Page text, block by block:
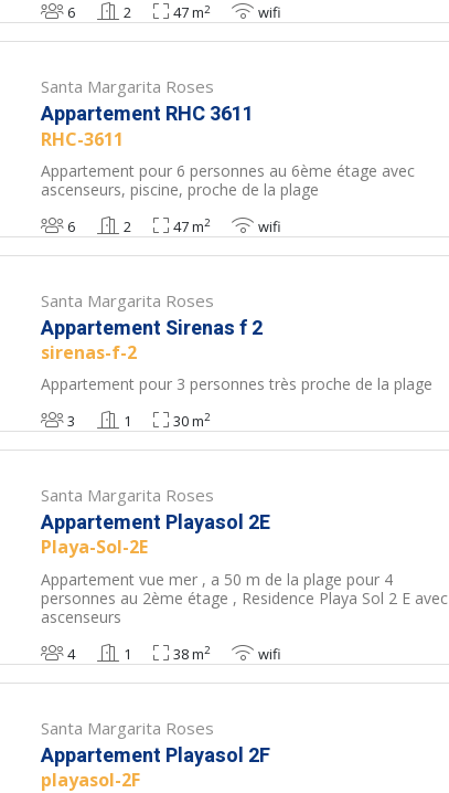
6 2 47 m2 wifi
Santa Margarita Roses
Appartement RHC 3611
RHC-3611
Appartement pour 6 personnes au 6ème étage avec
ascenseurs, piscine, proche de la plage
6 2 47 m2 wifi
Santa Margarita Roses
Appartement Sirenas f 2
sirenas-f-2
Appartement pour 3 personnes très proche de la plage
3 1 30 m2
Santa Margarita Roses
Appartement Playasol 2E
Playa-Sol-2E
Appartement vue mer , a 50 m de la plage pour 4
personnes au 2ème étage , Residence Playa Sol 2 E avec
ascenseurs
4 1 38 m2 wifi
Santa Margarita Roses
Appartement Playasol 2F
playasol-2F